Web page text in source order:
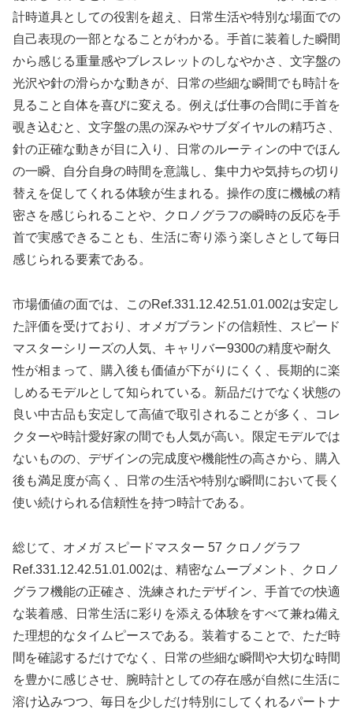
計時道具としての役割を超え、日常生活や特別な場面での
自己表現の一部となることがわかる。手首に装着した瞬間
から感じる重量感やブレスレットのしなやかさ、文字盤の
光沢や針の滑らかな動きが、日常の些細な瞬間でも時計を
見ること自体を喜びに変える。例えば仕事の合間に手首を
覗き込むと、文字盤の黒の深みやサブダイヤルの精巧さ、
針の正確な動きが目に入り、日常のルーティンの中でほん
の一瞬、自分自身の時間を意識し、集中力や気持ちの切り
替えを促してくれる体験が生まれる。操作の度に機械の精
密さを感じられることや、クロノグラフの瞬時の反応を手
首で実感できることも、生活に寄り添う楽しさとして毎日
感じられる要素である。
市場価値の面では、このRef.331.12.42.51.01.002は安定し
た評価を受けており、オメガブランドの信頼性、スピード
マスターシリーズの人気、キャリバー9300の精度や耐久
性が相まって、購入後も価値が下がりにくく、長期的に楽
しめるモデルとして知られている。新品だけでなく状態の
良い中古品も安定して高値で取引されることが多く、コレ
クターや時計愛好家の間でも人気が高い。限定モデルでは
ないものの、デザインの完成度や機能性の高さから、購入
後も満足度が高く、日常の生活や特別な瞬間において長く
使い続けられる信頼性を持つ時計である。
総じて、オメガ スピードマスター 57 クロノグラフ
Ref.331.12.42.51.01.002は、精密なムーブメント、クロノ
グラフ機能の正確さ、洗練されたデザイン、手首での快適
な装着感、日常生活に彩りを添える体験をすべて兼ね備え
た理想的なタイムピースである。装着することで、ただ時
間を確認するだけでなく、日常の些細な瞬間や大切な時間
を豊かに感じさせ、腕時計としての存在感が自然に生活に
溶け込みつつ、毎日を少しだけ特別にしてくれるパートナ